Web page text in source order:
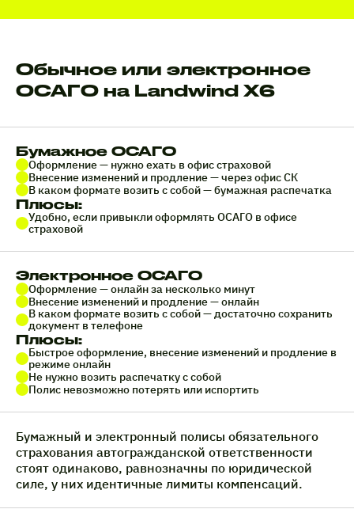
Обычное или электронное
ОСАГО на Landwind X6
Бумажное ОСАГО
Оформление — нужно ехать в офис страховой
Внесение изменений и продление — через офис СК
В каком формате возить с собой — бумажная распечатка
Плюсы:
Удобно, если привыкли оформлять ОСАГО в офисе
страховой
Электронное ОСАГО
Оформление — онлайн за несколько минут
Внесение изменений и продление — онлайн
В каком формате возить с собой — достаточно сохранить
документ в телефоне
Плюсы:
Быстрое оформление, внесение изменений и продление в
режиме онлайн
Не нужно возить распечатку с собой
Полис невозможно потерять или испортить
Бумажный и электронный полисы обязательного
страхования автогражданской ответственности
стоят одинаково, равнозначны по юридической
силе, у них идентичные лимиты компенсаций.